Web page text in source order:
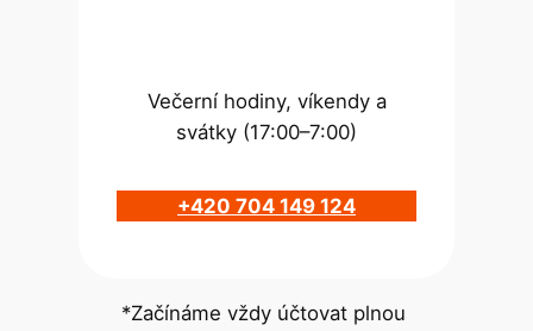
Večerní hodiny, víkendy a
svátky (17:00–7:00)
+420 704 149 124
*Začínáme vždy účtovat plnou